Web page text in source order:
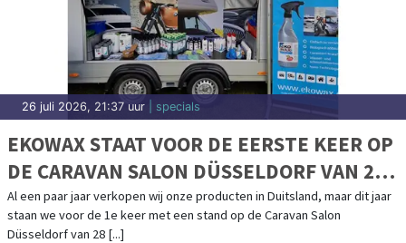
26 juli 2026, 21:37 uur | specials
EKOWAX STAAT VOOR DE EERSTE KEER OP
DE CARAVAN SALON DÜSSELDORF VAN 28
AUGUSTUS T/M 6 SEPTEMBER
Al een paar jaar verkopen wij onze producten in Duitsland, maar dit jaar
staan we voor de 1e keer met een stand op de Caravan Salon
Düsseldorf van 28 [...]